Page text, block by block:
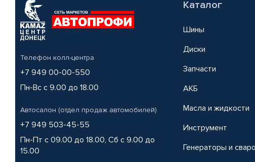
Телефон колл-центра
+7 949 00-00-550
Пн-Вс с 9.00 до 18.00
Автосалон (отдел продаж автомобилей)
+7 949 503-45-55
Пн-Пт с 09.00 до 18.00, Сб с 9.00 до
15.00
Каталог
Шины
Диски
Запчасти
АКБ
Масла и жидкости
Инструмент
Генераторы и